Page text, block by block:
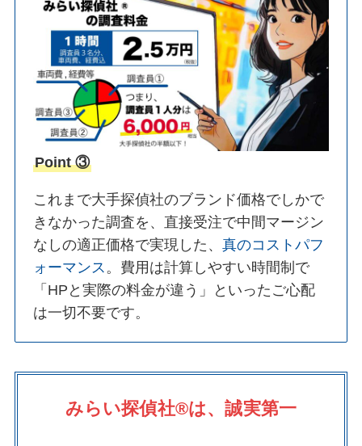
Point ③
これまで大手探偵社のブランド価格でしかで
きなかった調査を、直接受注で中間マージン
なしの適正価格で実現した、真のコストパフ
ォーマンス 。費用は計算しやすい時間制で
「HPと実際の料金が違う」といったご心配
は一切不要です。
みらい探偵社®︎は、誠実第一